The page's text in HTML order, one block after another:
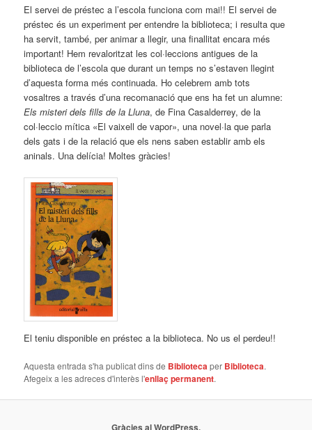
El servei de préstec a l’escola funciona com mai!! El servei de
préstec és un experiment per entendre la biblioteca; i resulta que
ha servit, també, per animar a llegir, una finallitat encara més
important! Hem revaloritzat les col·leccions antigues de la
biblioteca de l’escola que durant un temps no s’estaven llegint
d’aquesta forma més continuada. Ho celebrem amb tots
vosaltres a través d’una recomanació que ens ha fet un alumne:
Els misteri dels fills de la Lluna, de Fina Casalderrey, de la
col·leccio mítica «El vaixell de vapor», una novel·la que parla
dels gats i de la relació que els nens saben establir amb els
aninals. Una delícia! Moltes gràcies!
El teniu disponible en préstec a la biblioteca. No us el perdeu!!
Aquesta entrada s'ha publicat dins de Bibliotecaper Biblioteca.
Afegeix a les adreces d'interès l'enllaç permanent.
Gràcies al WordPress.